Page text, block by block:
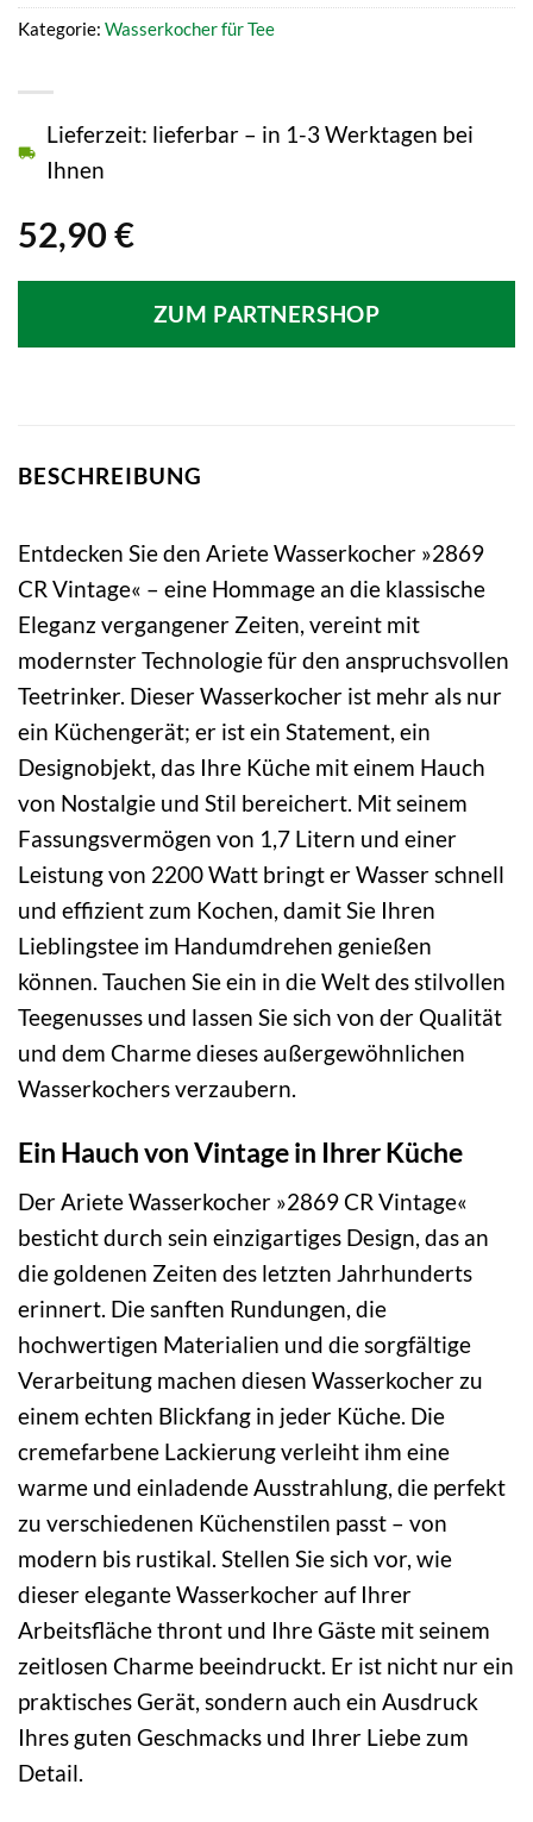
52,90 €
Lieferzeit: lieferbar – in 1-3 Werktagen bei
Ihnen
ZUM PARTNERSHOP
Kategorie: Wasserkocher für Tee
BESCHREIBUNG
Entdecken Sie den Ariete Wasserkocher »2869
CR Vintage« – eine Hommage an die klassische
Eleganz vergangener Zeiten, vereint mit
modernster Technologie für den anspruchsvollen
Teetrinker. Dieser Wasserkocher ist mehr als nur
ein Küchengerät; er ist ein Statement, ein
Designobjekt, das Ihre Küche mit einem Hauch
von Nostalgie und Stil bereichert. Mit seinem
Fassungsvermögen von 1,7 Litern und einer
Leistung von 2200 Watt bringt er Wasser schnell
und effizient zum Kochen, damit Sie Ihren
Lieblingstee im Handumdrehen genießen
können. Tauchen Sie ein in die Welt des stilvollen
Teegenusses und lassen Sie sich von der Qualität
und dem Charme dieses außergewöhnlichen
Wasserkochers verzaubern.
Ein Hauch von Vintage in Ihrer Küche
Der Ariete Wasserkocher »2869 CR Vintage«
besticht durch sein einzigartiges Design, das an
die goldenen Zeiten des letzten Jahrhunderts
erinnert. Die sanften Rundungen, die
hochwertigen Materialien und die sorgfältige
Verarbeitung machen diesen Wasserkocher zu
einem echten Blickfang in jeder Küche. Die
cremefarbene Lackierung verleiht ihm eine
warme und einladende Ausstrahlung, die perfekt
zu verschiedenen Küchenstilen passt – von
modern bis rustikal. Stellen Sie sich vor, wie
dieser elegante Wasserkocher auf Ihrer
Arbeitsfläche thront und Ihre Gäste mit seinem
zeitlosen Charme beeindruckt. Er ist nicht nur ein
praktisches Gerät, sondern auch ein Ausdruck
Ihres guten Geschmacks und Ihrer Liebe zum
Detail.